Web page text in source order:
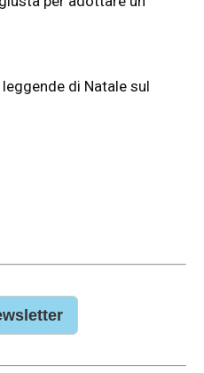
di Natale sul